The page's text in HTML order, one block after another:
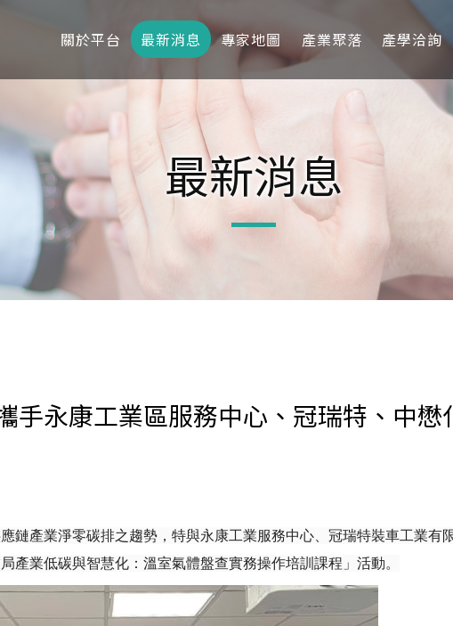
關於平台 最新消息 專家地圖 產業聚落 產學洽詢
最新消息
手永康工業區服務中心、冠瑞特、中
鏈產業淨零碳排之趨勢，特與永康工業服務中心、冠瑞特裝車工業有
產業低碳與智慧化：溫室氣體盤查實務操作培訓課程」活動。